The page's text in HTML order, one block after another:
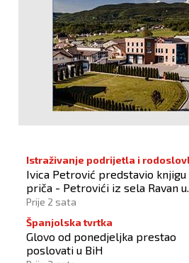
Istraživanje podrijetla i
Ivica Petrović predstavio knjigu
priča - Petrovići iz sela Ravan u
Busovači'
Prije 2 sata
Španjolska tvrtka
Glovo od ponedjeljka prestao
poslovati u BiH